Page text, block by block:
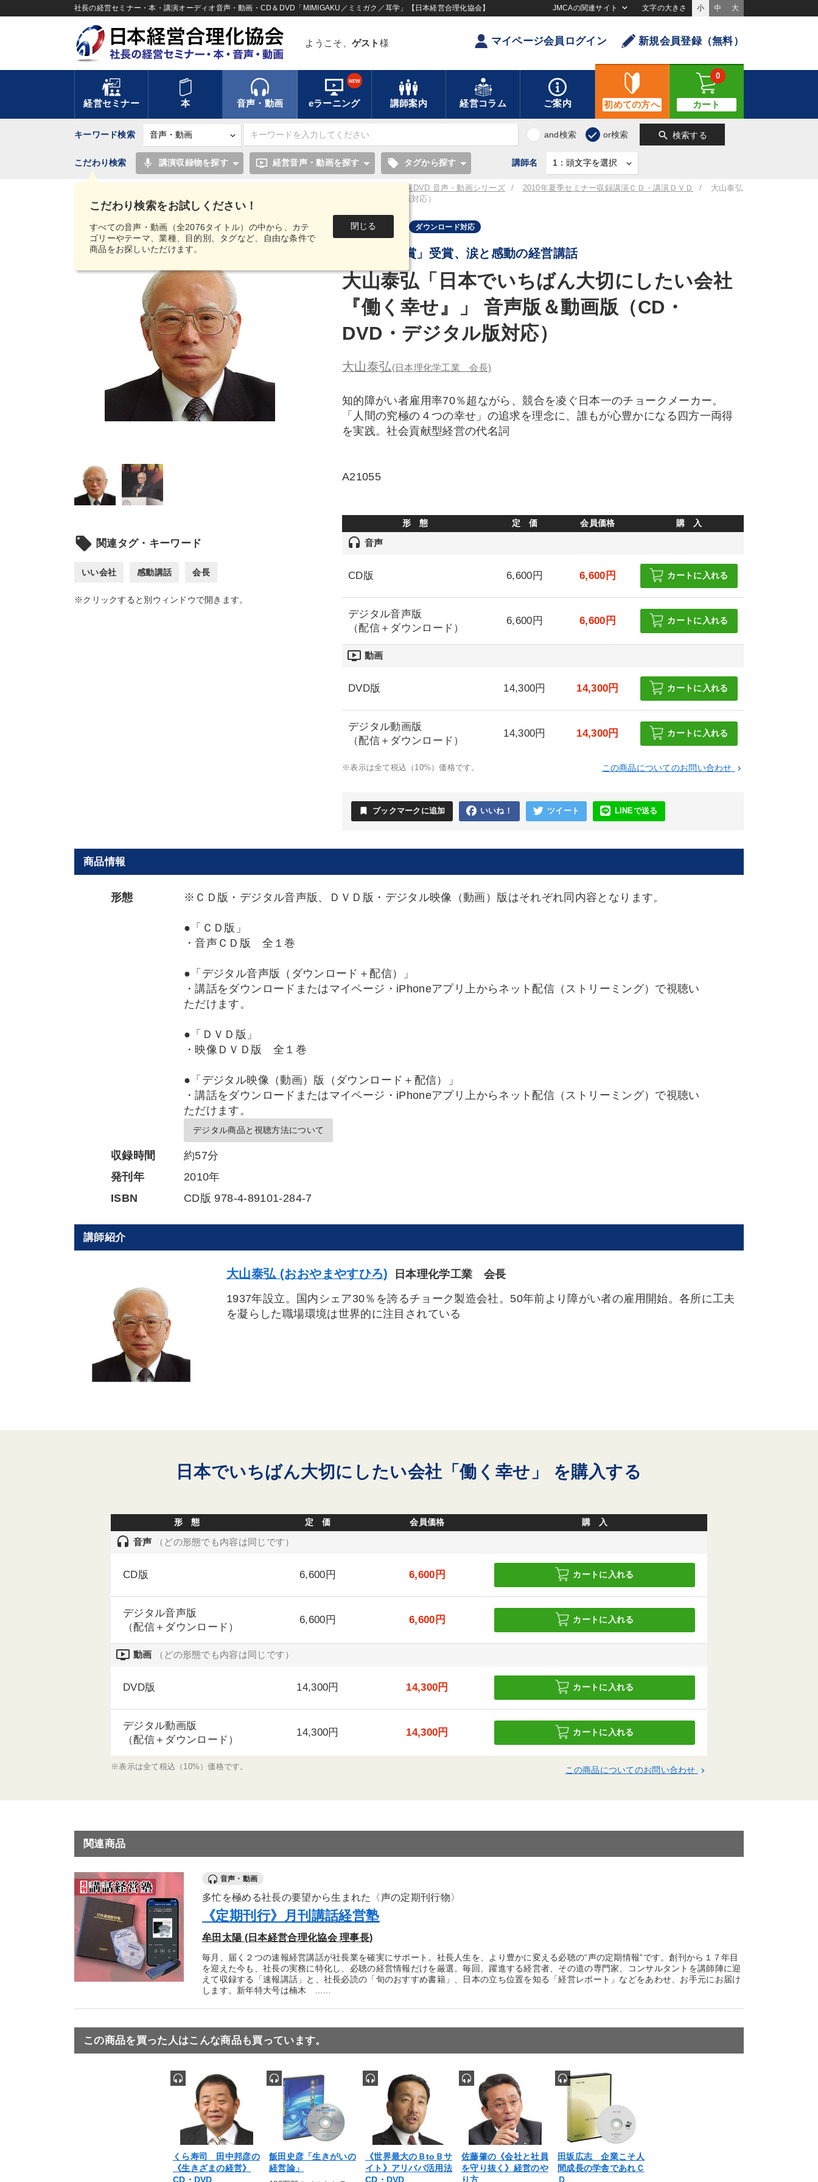
社長の経営セミナー・本・講演オーディオ音声・動画・CD＆DVD「MIMIGAKU／ミミガク／耳学」【日本経営合理化協会】 JMCAの関連サイト 文字の大きさ 小 中 大
ようこそ、 ゲスト 様 マイページ会員ログイン 新規会員登録（無料）
経営セミナー 本 音声・動画 eラーニング
NEW
講師案内 経営コラム ご案内 初めての方へ カート
0
キーワード検索 and検索 or検索 search 検索する
こだわり検索をお試しください！
すべての音声・動画（全2076タイトル）の中から、カテ
ゴリーやテーマ、業種、目的別、タグなど、自由な条件で
商品をお探しいただけます。
閉じる
こだわり検索 mic 講演収録物を探す ondemand_video 経営音声・動画を探す local_offer タグから探す 講師名
【MIMIGAKU／ミミガク／耳学】全国経営者セミナー講演CD・講演DVD 音声・動画シリーズ 2010年夏季セミナー収録講演ＣＤ・講演ＤＶＤ
大山泰弘
「日本でいちばん大切にしたい会社『働く幸せ』」 音声版＆動画版（CD・DVD・デジタル版対応）
local_offer 関連タグ・キーワード
いい会社 感動講話 会長
※クリックすると別ウィンドウで開きます。
音声・動画 ダウンロード対応
「渋沢栄一賞」受賞、涙と感動の経営講話
大山泰弘「日本でいちばん大切にしたい会社
『働く幸せ』」 音声版＆動画版（CD・
DVD・デジタル版対応）
大山泰弘(日本理化学工業 会長)
知的障がい者雇用率70％超ながら、競合を凌ぐ日本一のチョークメーカー。
「人間の究極の４つの幸せ」の追求を理念に、誰もが心豊かになる四方一両得
を実践。社会貢献型経営の代名詞
A21055
形 態 定 価 会員価格 購 入
headset 音声
CD版 6,600円 6,600円 カートに入れる
デジタル音声版
（配信＋ダウンロード）
6,600円 6,600円 カートに入れる
ondemand_video 動画
DVD版 14,300円 14,300円 カートに入れる
デジタル動画版
（配信＋ダウンロード）
14,300円 14,300円 カートに入れる
※表示は全て税込（10%）価格です。 この商品についてのお問い合わせ keyboard_arrow_right
bookmark ブックマークに追加 いいね！ ツイート LINEで送る
商品情報
形態 ※ＣＤ版・デジタル音声版、ＤＶＤ版・デジタル映像（動画）版はそれぞれ同内容となります。
●「ＣＤ版」
・音声ＣＤ版 全１巻
●「デジタル音声版（ダウンロード＋配信）」
・講話をダウンロードまたはマイページ・iPhoneアプリ上からネット配信（ストリーミング）で視聴い
ただけます。
●「ＤＶＤ版」
・映像ＤＶＤ版 全１巻
●「デジタル映像（動画）版（ダウンロード＋配信）」
・講話をダウンロードまたはマイページ・iPhoneアプリ上からネット配信（ストリーミング）で視聴い
ただけます。
デジタル商品と視聴方法について
収録時間
約57分
発刊年
2010年
ISBN
CD版 978-4-89101-284-7
講師紹介
大山泰弘 (おおやまやすひろ)
日本理化学工業 会長
1937年設立。国内シェア30％を誇るチョーク製造会社。50年前より障がい者の雇用開始。各所に工夫
を凝らした職場環境は世界的に注目されている
日本でいちばん大切にしたい会社「働く幸せ」 を購入する
形 態 定 価 会員価格 購 入
headset 音声 （どの形態でも内容は同じです）
CD版 6,600円 6,600円 カートに入れる
デジタル音声版
（配信＋ダウンロード）
6,600円 6,600円 カートに入れる
ondemand_video 動画 （どの形態でも内容は同じです）
DVD版 14,300円 14,300円 カートに入れる
デジタル動画版
（配信＋ダウンロード）
14,300円 14,300円 カートに入れる
※表示は全て税込（10%）価格です。 この商品についてのお問い合わせ keyboard_arrow_right
関連商品
音声・動画
多忙を極める社長の要望から生まれた〈声の定期刊行物〉
《定期刊行》月刊講話経営塾
牟田太陽 (日本経営合理化協会 理事長)
毎月、届く２つの速報経営講話が社長業を確実にサポート。社長人生を、より豊かに変える必聴の“声の定期情報”です。創刊から１７年目
を迎えた今も、社長の実務に特化し、必聴の経営情報だけを厳選。毎回、躍進する経営者、その道の専門家、コンサルタントを講師陣に迎
えて収録する「速報講話」と、社長必読の「旬のおすすめ書籍」、日本の立ち位置を知る「経営レポート」などをあわせ、お手元にお届け
します。新年特大号は楠木 ...…
この商品を買った人はこんな商品も買っています。
くら寿司 田中邦彦の
《生きざまの経営》
CD・DVD
飯田史彦「生きがいの
経営論」
《世界最大のＢtoＢサ
イト》アリババ活用法
CD・DVD
佐藤肇の《会社と社員
を守り抜く》経営のや
り方
田坂広志 企業こそ人
間成長の学舎であれＣ
Ｄ